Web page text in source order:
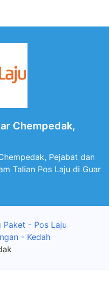
Chempedak,
Pejabat dan
Talian Pos Laju di Guar
Paket - Pos Laju
- Kedah